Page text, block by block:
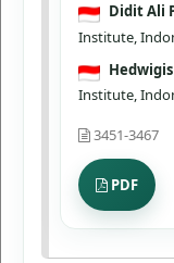
Didit Ali
Institute,
Institute,
3451-3467
PDF